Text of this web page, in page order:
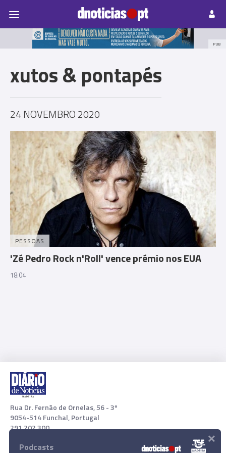
Prazeres Paisagens
PUB
xutos & pontapés
24 NOVEMBRO 2020
PESSOAS
'Zé Pedro Rock n'Roll' vence prémio nos EUA
18:04
Rua Dr. Fernão de Ornelas, 56 - 3º
9054-514 Funchal, Portugal
291 202 300
Download App
Podcasts ×